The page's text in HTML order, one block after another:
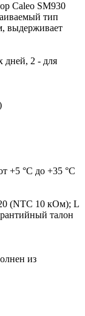
Caleo SM930
тип
выдерживает
дней, 2 - для
+5 °C до +35 °C
(NTC 10 кОм); L
талон
из